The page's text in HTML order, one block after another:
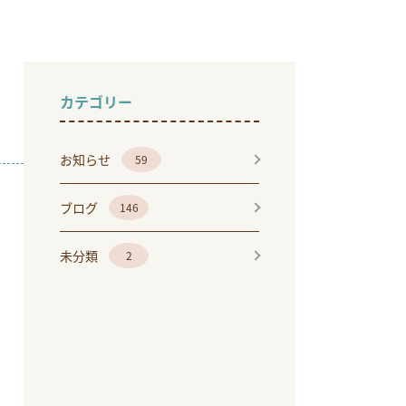
カテゴリー
お知らせ 59
ブログ 146
未分類 2